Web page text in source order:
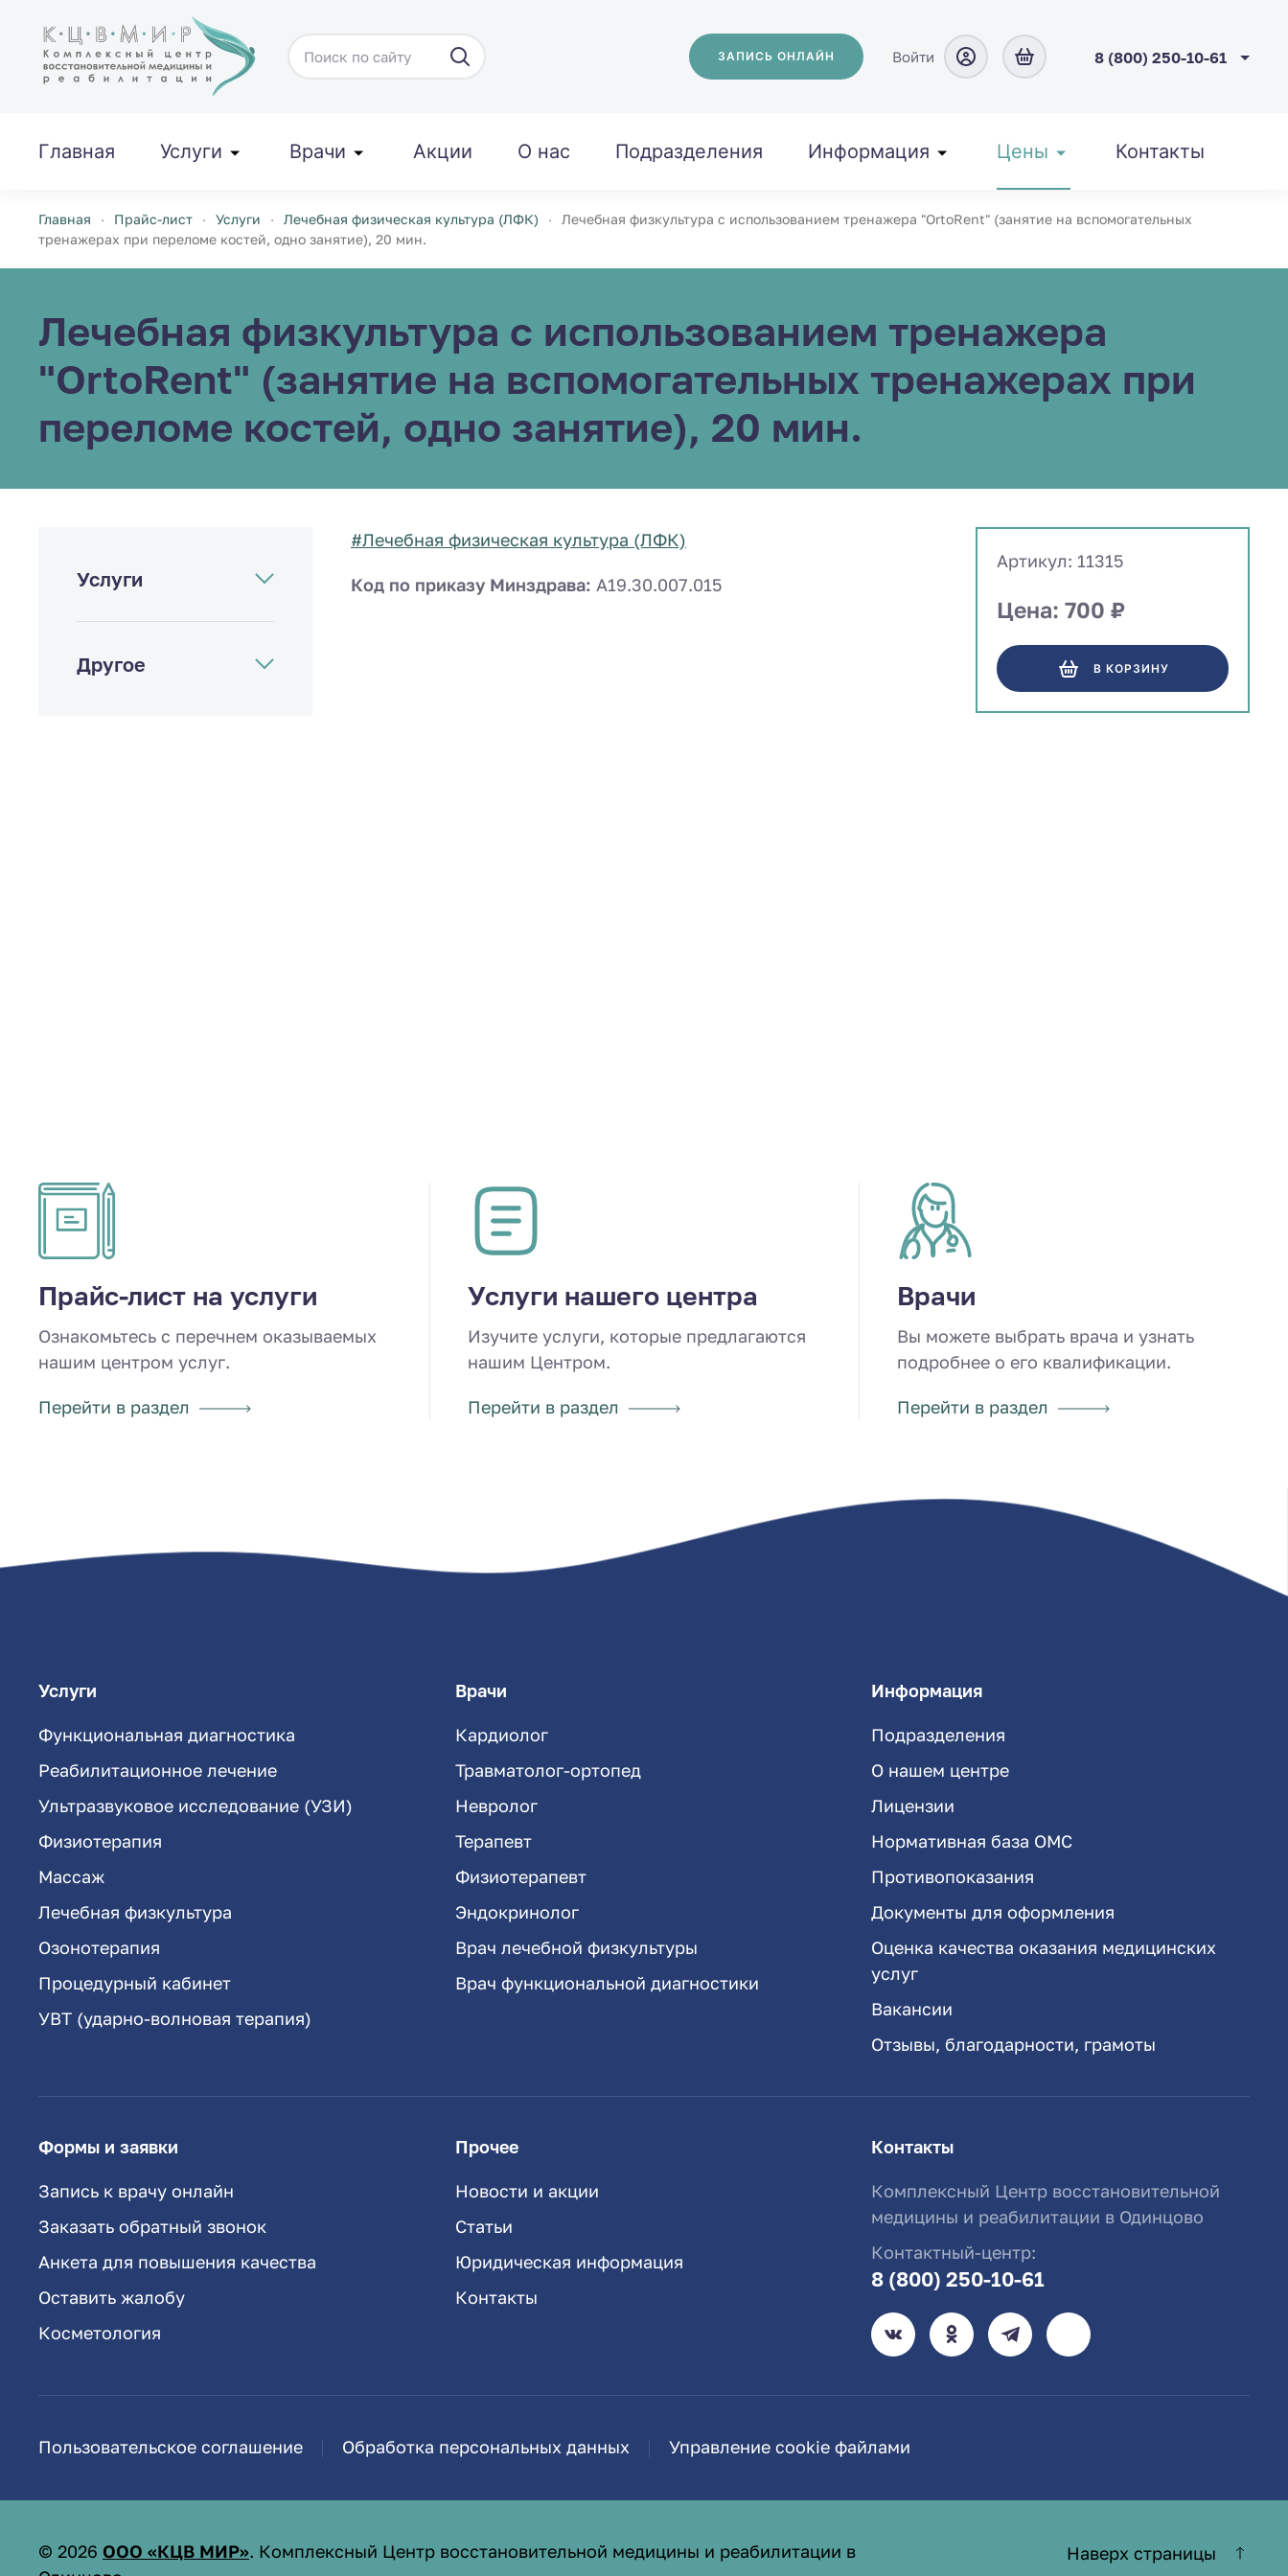
Перейти к содержимому ЗАПИСЬ ОНЛАЙН Войти 8 (800) 250-10-61
Главная Услуги Врачи Акции О нас Подразделения Информация Цены Контакты
Главная Прайс-лист Услуги Лечебная физическая культура (ЛФК)
Лечебная физкультура с использованием тренажера "OrtoRent" (занятие на вспомогательных
тренажерах при переломе костей, одно занятие), 20 мин.
Лечебная физкультура с использованием тренажера
"OrtoRent" (занятие на вспомогательных тренажерах при
переломе костей, одно занятие), 20 мин.
Услуги
Другое
#Лечебная физическая культура (ЛФК)
Код по приказу Минздрава: A19.30.007.015
Артикул: 11315
Цена: 700 ₽
В КОРЗИНУ
Прайс-лист на услуги
Ознакомьтесь с перечнем оказываемых
нашим центром услуг.
Перейти в раздел
Услуги нашего центра
Изучите услуги, которые предлагаются
нашим Центром.
Перейти в раздел
Врачи
Вы можете выбрать врача и узнать
подробнее о его квалификации.
Перейти в раздел
Услуги
Функциональная диагностика
Реабилитационное лечение
Ультразвуковое исследование (УЗИ)
Физиотерапия
Массаж
Лечебная физкультура
Озонотерапия
Процедурный кабинет
УВТ (ударно-волновая терапия)
Врачи
Кардиолог
Травматолог-ортопед
Невролог
Терапевт
Физиотерапевт
Эндокринолог
Врач лечебной физкультуры
Врач функциональной диагностики
Информация
Подразделения
О нашем центре
Лицензии
Нормативная база ОМС
Противопоказания
Документы для оформления
Оценка качества оказания медицинских
услуг
Вакансии
Отзывы, благодарности, грамоты
Формы и заявки
Запись к врачу онлайн
Заказать обратный звонок
Анкета для повышения качества
Оставить жалобу
Косметология
Прочее
Новости и акции
Статьи
Юридическая информация
Контакты
Контакты
Комплексный Центр восстановительной
медицины и реабилитации в Одинцово
Контактный-центр:
8 (800) 250-10-61
Пользовательское соглашение Обработка персональных данных Управление cookie файлами
© 2026 ООО «КЦВ МИР». Комплексный Центр восстановительной медицины и реабилитации в
Наверх страницы